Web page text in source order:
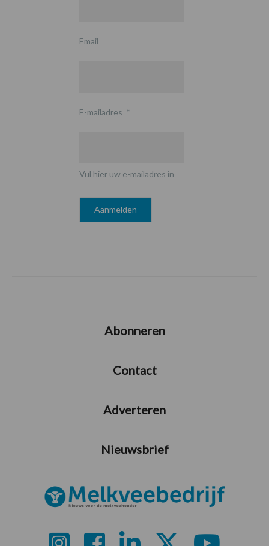
Email
E-mailadres *
Vul hier uw e-mailadres in
Abonneren
Contact
Adverteren
Nieuwsbrief